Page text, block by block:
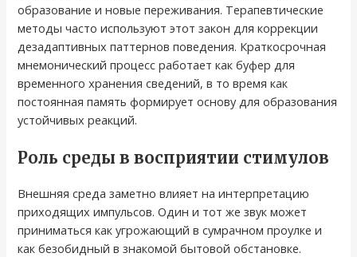
образование и новые переживания. Терапевтические
методы часто используют этот закон для коррекции
дезадаптивных паттернов поведения. Краткосрочная
мнемонический процесс работает как буфер для
временного хранения сведений, в то время как
постоянная память формирует основу для образования
устойчивых реакций.
Роль среды в восприятии стимулов
Внешняя среда заметно влияет на интерпретацию
приходящих импульсов. Один и тот же звук может
приниматься как угрожающий в сумрачном проулке и
как безобидный в знакомой бытовой обстановке.